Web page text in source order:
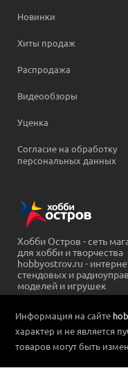
Новинки
Хиты продаж
Распродажа
Видеообзоры
Уценка
Согласие на обработку
персональных данных
Хобби Остров - сеть
для хобби и творчества
hobbyostrov.ru -
стендовых и
моделей и игрушек
Информация на сайте
характер и не является
товаров могут быть